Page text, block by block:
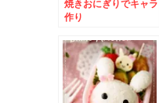
焼きおにぎりでキャラ
作り